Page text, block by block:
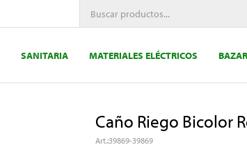
SANITARIA MATERIALES ELÉCTRICOS BAZAR
Caño Riego Bicolor
39869-39869